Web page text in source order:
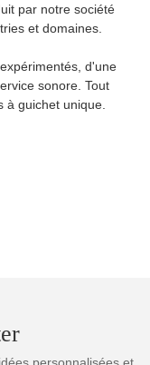
par notre société
et domaines.
d'une
sonore. Tout
à guichet unique.
personnalisées et